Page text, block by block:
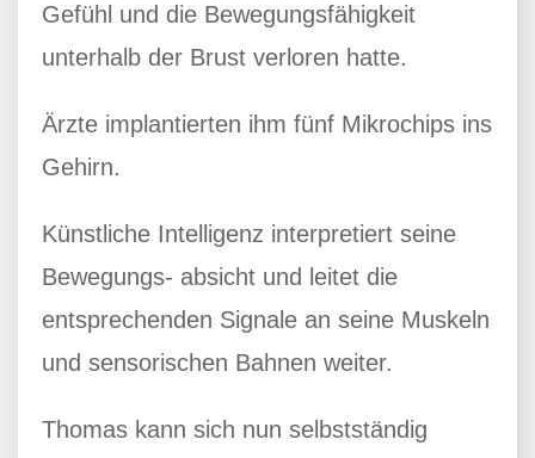
Gefühl und die Bewegungsfähigkeit
unterhalb der Brust verloren hatte.
Ärzte implantierten ihm fünf Mikrochips ins
Gehirn.
Künstliche Intelligenz interpretiert seine
Bewegungs- absicht und leitet die
entsprechenden Signale an seine Muskeln
und sensorischen Bahnen weiter.
Thomas kann sich nun selbstständig